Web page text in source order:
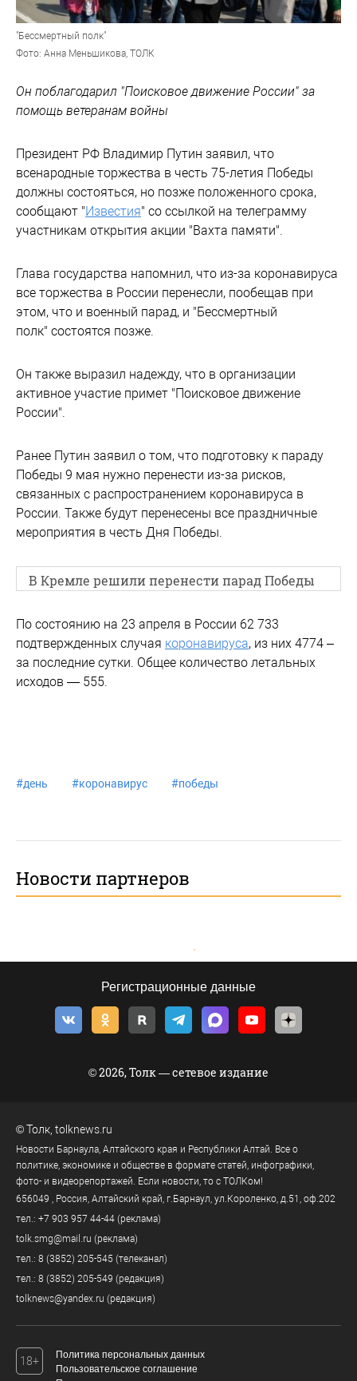
"Бессмертный полк"
Фото: Анна Меньшикова, ТОЛК
Он поблагодарил "Поисковое движение России" за
помощь ветеранам войны
Президент РФ Владимир Путин заявил, что
всенародные торжества в честь 75-летия Победы
должны состояться, но позже положенного срока,
сообщают "Известия" со ссылкой на телеграмму
участникам открытия акции "Вахта памяти".
Глава государства напомнил, что из-за коронавируса
все торжества в России перенесли, пообещав при
этом, что и военный парад, и "Бессмертный
полк" состоятся позже.
Он также выразил надежду, что в организации
активное участие примет "Поисковое движение
России".
Ранее Путин заявил о том, что подготовку к параду
Победы 9 мая нужно перенести из-за рисков,
связанных с распространением коронавируса в
России. Также будут перенесены все праздничные
мероприятия в честь Дня Победы.
В Кремле решили перенести парад Победы
По состоянию на 23 апреля в России 62 733
подтвержденных случая коронавируса, из них 4774 –
за последние сутки. Общее количество летальных
исходов — 555.
#день #коронавирус #победы
Новости партнеров
Регистрационные данные
© 2026, Толк — сетевое издание
©Толк tolknews.ru
Новости Барнаула, Алтайского края и Республики Алтай. Все о
политике, экономике и обществе в формате статей, инфографики,
фото- и видеорепортажей. Если новости, то с ТОЛКом!
656049 , Россия, Алтайский край, г.Барнаул, ул.Короленко, д.51, оф.202
тел.: +7 903 957 44-44 (реклама)
tolk.smg@mail.ru (реклама)
тел.: 8 (3852) 205-545 (телеканал)
тел.: 8 (3852) 205-549 (редакция)
tolknews@yandex.ru (редакция)
18+
Политика персональных данных
Пользовательское соглашение